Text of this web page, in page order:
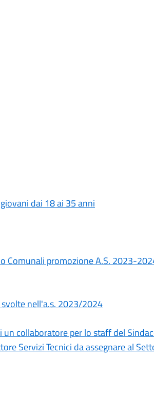
dai 18 ai 35 anni
Comunali promozione A.S. 2023-
nell'a.s. 2023/2024
collaboratore per lo staff del
Servizi Tecnici da assegnare al